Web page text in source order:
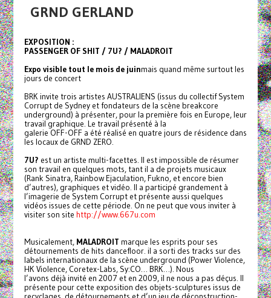
GRND GERLAND
EXPOSITION :
PASSENGER OF SHIT / 7U? / MALADROIT
Expo visible tout le mois de juinmais quand même surtout les
jours de concert
BRK invite trois artistes AUSTRALIENS (issus du collectif System
Corrupt de Sydney et fondateurs de la scène breakcore
underground) à présenter, pour la première fois en Europe, leur
travail graphique. Le travail présenté à la
galerie OFF-OFF a été réalisé en quatre jours de résidence dans
les locaux de GRND ZERO.
7U? est un artiste multi-facettes. Il est impossible de résumer
son travail en quelques mots, tant il a de projets musicaux
(Rank Sinatra, Rainbow Ejaculation, Fukno, et encore bien
d’autres), graphiques et vidéo. Il a participé grandement à
l’imagerie de System Corrupt et présente aussi quelques
vidéos issues de cette période. On ne peut que vous inviter à
visiter son site http://www.667u.com
Musicalement, MALADROIT marque les esprits pour ses
détournements de hits dancefloor. il a sorti des tracks sur des
labels internationaux de la scène underground (Power Violence,
HK Violence, Coretex-Labs, Sy:CO… BRK…). Nous
l’avons déjà invité en 2007 et en 2009, il ne nous a pas déçus. Il
présente pour cette exposition des objets-sculptures issus de